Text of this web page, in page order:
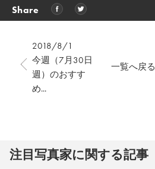
Share
2018/8/1
今週（7月30日
週）のおすす
め...
一覧へ戻る
注⽬写真家に関する記事